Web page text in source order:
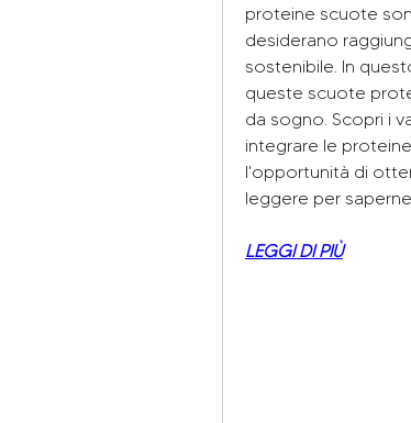
proteine ​​scuote
desiderano
sostenibile. In
queste scuote
da sogno. Scopri i
integrare le
l'opportunità di
leggere per
LEGGI DI PIÙ